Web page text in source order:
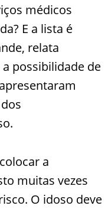
médicos
E a lista é
relata
possibilidade de
a
muitas vezes
O idoso deve